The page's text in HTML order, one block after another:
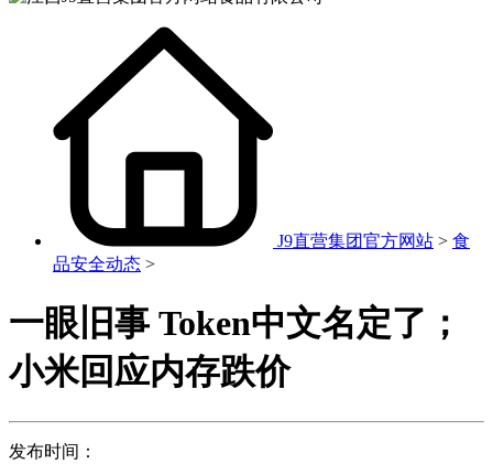
J9直营集团官方网站 > 食
品安全动态 >
一眼旧事 Token中文名定了；
小米回应内存跌价
发布时间：